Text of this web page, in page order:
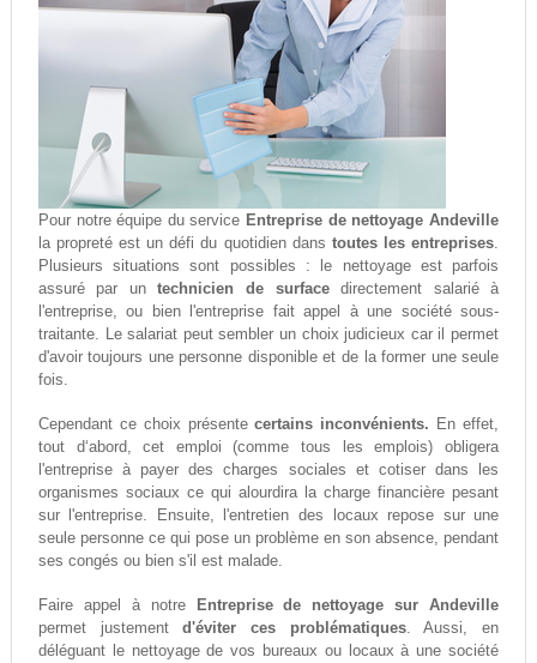
Pour notre équipe du service Entreprise de nettoyage Andeville
la propreté est un défi du quotidien dans toutes les entreprises.
Plusieurs situations sont possibles : le nettoyage est parfois
assuré par untechnicien de surfacedirectement salarié à
l'entreprise, ou bien l'entreprise fait appel à une société sous-
traitante. Le salariat peut sembler un choix judicieux car il permet
d'avoir toujours une personne disponible et de la former une seule
fois.
Cependant ce choix présentecertains inconvénients. En effet,
tout d‘abord, cet emploi (comme tous les emplois) obligera
l'entreprise à payer des charges sociales et cotiser dans les
organismes sociaux ce qui alourdira la charge financière pesant
sur l'entreprise. Ensuite, l'entretien des locaux repose sur une
seule personne ce qui pose un problème en son absence, pendant
ses congés ou bien s'il est malade.
Faire appel à notre
Entreprise de nettoyage sur Andeville
permet justementd'éviter ces problématiques. Aussi, en
déléguant le nettoyage de vos bureaux ou locaux à une société